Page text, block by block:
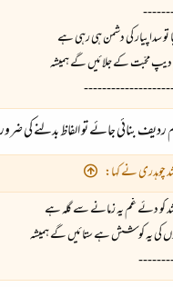
تو سدا پیار کی دشمن ہی رہی ہے
محبّت کے جلائیں گے ہمیشہ
ردیف بنائی جائے تو الفاظ بدلنے کی
چوہدری نے کہا:
کو دئے غم یہ زمانے سے گلہ ہے
کی یہ کوشش ہے ستائیں گے ہمیشہ